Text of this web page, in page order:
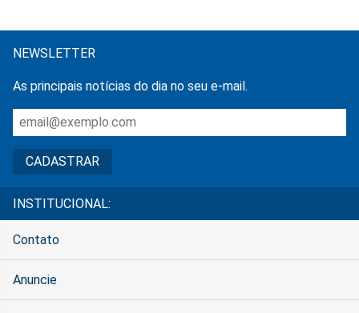
NEWSLETTER
As principais notícias do dia no seu e-mail.
INSTITUCIONAL:
Contato
Anuncie